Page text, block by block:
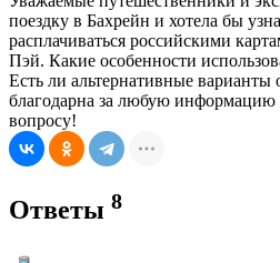
поездку в Бахрейн и хотела бы
расплачиваться российскими
Пэй. Какие особенности
Есть ли альтернативные варианты
благодарна за любую информацию
вопросу!
Ответы 8